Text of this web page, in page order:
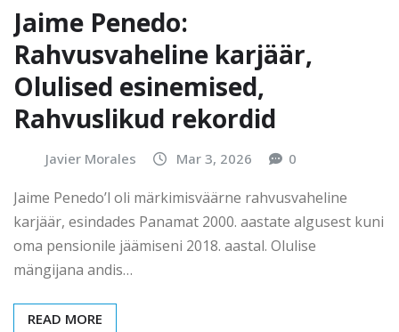
Jaime Penedo:
Rahvusvaheline karjäär,
Olulised esinemised,
Rahvuslikud rekordid
Javier Morales Mar 3, 2026 0
Jaime Penedo’l oli märkimisväärne rahvusvaheline
karjäär, esindades Panamat 2000. aastate algusest kuni
oma pensionile jäämiseni 2018. aastal. Olulise
mängijana andis…
READ MORE